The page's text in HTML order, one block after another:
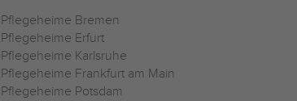
Pflegeheime Bremen
Pflegeheime Erfurt
Pflegeheime Karlsruhe
Pflegeheime Frankfurt am Main
Pflegeheime Potsdam